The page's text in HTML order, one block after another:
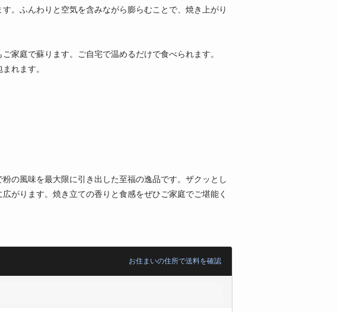
。ふんわりと空気を含みながら膨らむことで、焼き上がり
家庭で蘇ります。ご自宅で温めるだけで食べられます。
れます。
の風味を最大限に引き出した至福の逸品です。ザクッとし
がります。焼き立ての香りと食感をぜひご家庭でご堪能く
お住まいの住所で送料を確認